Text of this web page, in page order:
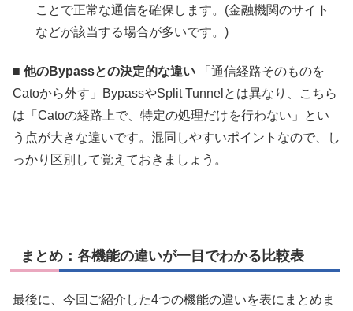
ことで正常な通信を確保します。(金融機関のサイト
などが該当する場合が多いです。)
■ 他のBypassとの決定的な違い 「通信経路そのものを
Catoから外す」BypassやSplit Tunnelとは異なり、こちら
は「Catoの経路上で、特定の処理だけを行わない」とい
う点が大きな違いです。混同しやすいポイントなので、し
っかり区別して覚えておきましょう。
まとめ：各機能の違いが一目でわかる比較表
最後に、今回ご紹介した4つの機能の違いを表にまとめま